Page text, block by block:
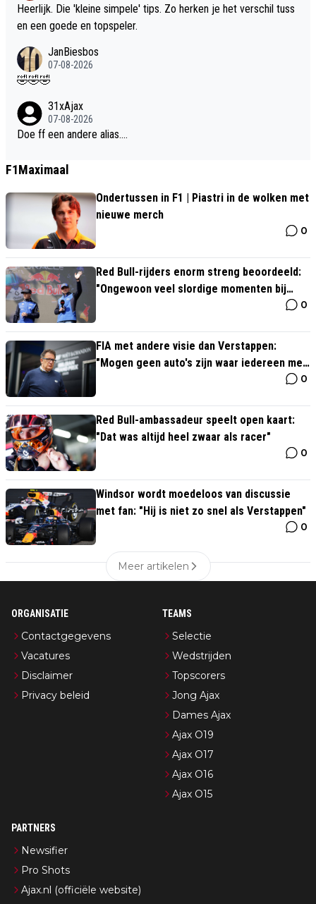
Heerlijk. Die 'kleine simpele' tips. Zo herken je het verschil tuss
en een goede en topspeler.
JanBiesbos
07-08-2026
🤣🤣🤣
31xAjax
07-08-2026
Doe ff een andere alias....
F1Maximaal
Ondertussen in F1 | Piastri in de wolken met
nieuwe merch
0
Red Bull-rijders enorm streng beoordeeld:
"Ongewoon veel slordige momenten bij
0
FIA met andere visie dan Verstappen:
"Mogen geen auto's zijn waar iedereen mee
0
Red Bull-ambassadeur speelt open kaart:
"Dat was altijd heel zwaar als racer"
0
Windsor wordt moedeloos van discussie
met fan: "Hij is niet zo snel als Verstappen"
0
Meer artikelen
ORGANISATIE
Contactgegevens
Vacatures
Disclaimer
Privacy beleid
TEAMS
Selectie
Wedstrijden
Topscorers
Jong Ajax
Dames Ajax
Ajax O19
Ajax O17
Ajax O16
Ajax O15
PARTNERS
Newsifier
Pro Shots
Ajax.nl (officiële website)